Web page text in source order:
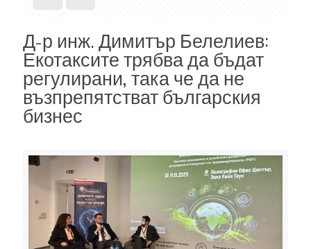
Д-р инж. Димитър Белелиев:
Екотаксите трябва да бъдат
регулирани, така че да не
възпрепятстват българския
бизнес